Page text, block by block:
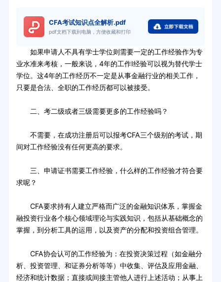
CFA考试知识点全解析.pdf
pdf文档下载到电脑，方便收藏和打印
如果申请人不具有学士学位则需要一定的工作经验作为专
业水准来考核，一般来说，4年的工作I经验可以视为替代学士
学位。这4年的工作经历不一定是从事金融行业的相关工作，
只要是合法、全职的工作经历都可以被接受。
二、考二级或者三级需要更多的工作经验吗？
不需要，在成功注册后可以报考CFA三个级别的考试，期
间对工作经验没有任何更高的要求。
三、申请证书需要工作经验，什么样的工作经验才符合要
求呢？
CFA要求持有人建立严格而广泛的金融知识体系，掌握金
融投资行业各个核心领域理论与实践知识，包括从基础概念的
掌握，到分析工具的运用，以及资产的分配和投资组合管理。
CFA协会认可的工作经验为：在投资决策过程（如金融分
析、投资管理、和证券分析等等）中收集、评估及应用金融、
经济和统计数据；直接或间接主管他人进行上述活动；从事上